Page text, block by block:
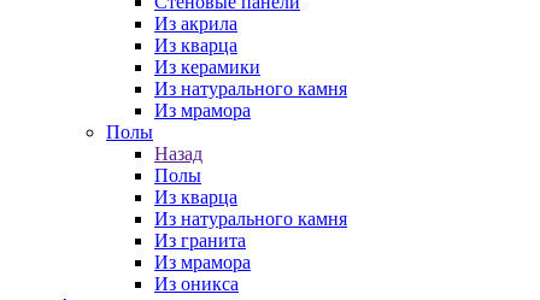
Из акрила
Из кварца
Из керамики
Из натурального камня
Из мрамора
Полы
Назад
Полы
Из кварца
Из натурального камня
Из гранита
Из мрамора
Из оникса